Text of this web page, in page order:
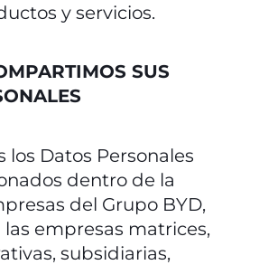
y servicios.
SUS
los Datos Personales
dentro de la
del Grupo BYD,
empresas matrices,
subsidiarias,